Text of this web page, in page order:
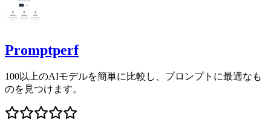
Promptperf
100以上のAIモデルを簡単に比較し、プロンプトに最適なも
のを見つけます。